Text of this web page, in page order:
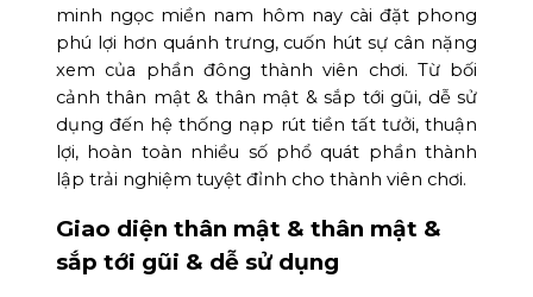
minh ngọc miền nam hôm nay cài đặt phong
phú lợi hơn quánh trưng, cuốn hút sự cân nặng
xem của phần đông thành viên chơi. Từ bối
cảnh thân mật & thân mật & sắp tới gũi, dễ sử
dụng đến hệ thống nạp rút tiền tất tưởi, thuận
lợi, hoàn toàn nhiều số phổ quát phần thành
lập trải nghiệm tuyệt đỉnh cho thành viên chơi.
Giao diện thân mật & thân mật &
sắp tới gũi & dễ sử dụng